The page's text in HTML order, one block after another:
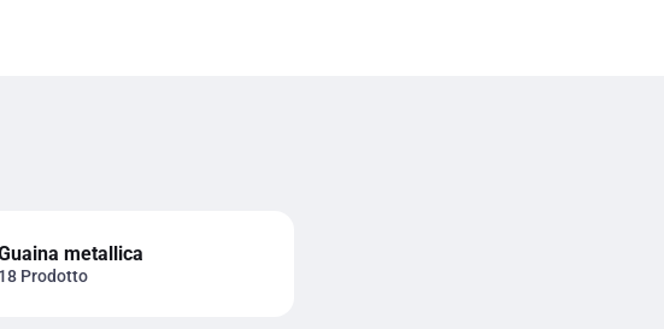
metallica
18 Prodotto